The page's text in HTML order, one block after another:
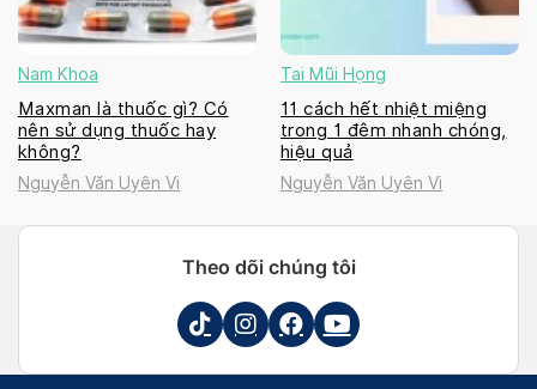
Nam Khoa
Maxman là thuốc gì? Có
nên sử dụng thuốc hay
không?
Nguyễn Văn Uyên Vi
Tai Mũi Họng
11 cách hết nhiệt miệng
trong 1 đêm nhanh chóng,
hiệu quả
Nguyễn Văn Uyên Vi
Theo dõi chúng tôi